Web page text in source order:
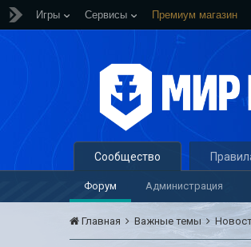
Игры Сервисы Премиум магазин
Сообщество
Форум Администрация
Главная Важные темы